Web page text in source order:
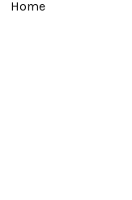
Home